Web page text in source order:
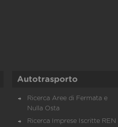
Autotrasporto
Ricerca Aree di Fermata e
Nulla Osta
Ricerca Imprese Iscritte REN